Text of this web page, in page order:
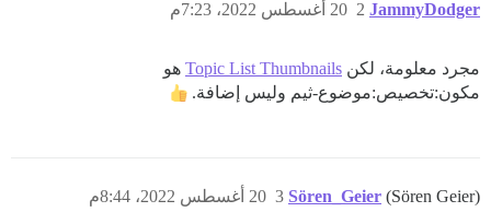
JammyDodger 20 أغسطس 2022، 7:23م 2
مجرد معلومة، لكن Topic List Thumbnails هو
مكون:تخصيص:موضوع-ثيم وليس إضافة.
Sören_Geier (Sören Geier) 20 أغسطس 2022، 8:44م 3